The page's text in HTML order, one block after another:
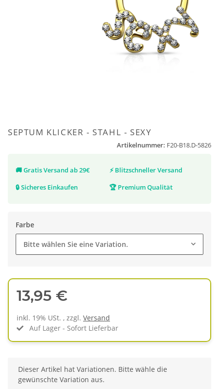
SEPTUM KLICKER - STAHL - SEXY
Artikelnummer: F20-B18.D-5826
🚚Gratis Versand ab 29€ ⚡ Blitzschneller Versand
🔒Sicheres Einkaufen 🏆 Premium Qualität
Farbe
Bitte wählen Sie eine Variation.
13,95 €
inkl. 19% USt. , zzgl. Versand
Auf Lager - Sofort Lieferbar
x
Dieser Artikel hat Variationen. Bitte wähle die
gewünschte Variation aus.